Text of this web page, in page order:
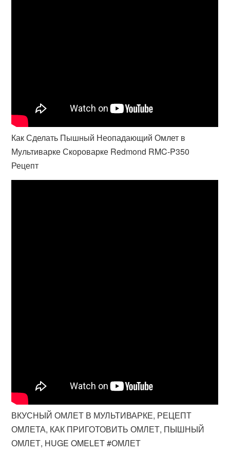
Как Сделать Пышный Неопадающий Омлет в
Мультиварке Скороварке Redmond RMC-P350
Рецепт
ВКУСНЫЙ ОМЛЕТ В МУЛЬТИВАРКЕ, РЕЦЕПТ
ОМЛЕТА, КАК ПРИГОТОВИТЬ ОМЛЕТ, ПЫШНЫЙ
ОМЛЕТ, HUGE OMELET #ОМЛЕТ